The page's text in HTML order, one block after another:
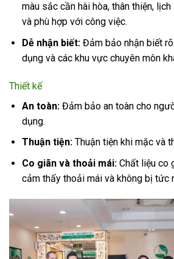
màu sắc cần hài hòa, thân thiện,
và phù hợp với công việc.
Dễ nhận biết: Đảm bảo nhận biết
dụng và các khu vực chuyên môn
Thiết kế
An toàn:Đảm bảo an toàn cho
dụng.
Thuận tiện:Thuận tiện khi mặc và
Co giãn và thoải mái: Chất liệu co
cảm thấy thoải mái và không bị tức